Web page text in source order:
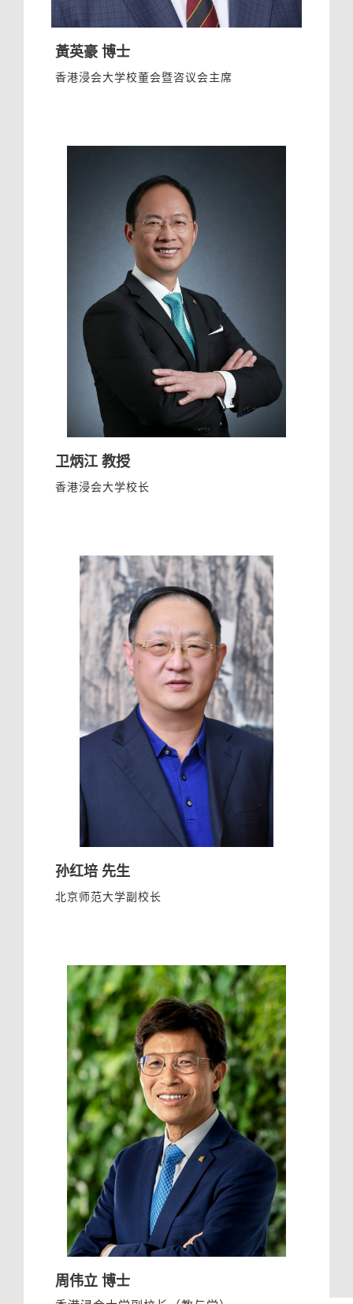
黃英豪 博士
香港浸会大学校董会暨咨议会主席
卫炳江 教授
香港浸会大学校长
孙红培 先生
北京师范大学副校长
周伟立 博士